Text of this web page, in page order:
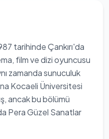
tarihinde Çankırı'da
film ve dizi oyuncusu
zamanda sunuculuk
Kocaeli Üniversitesi
ancak bu bölümü
Pera Güzel Sanatlar